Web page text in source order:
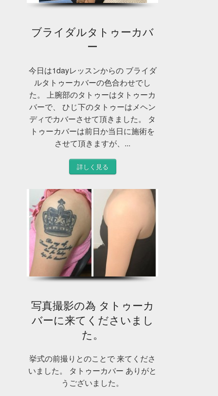
ブライダルタトゥーカバ
ー
今日は1dayレッスンからの ブライダ
ルタトゥーカバーの色合わせでし
た。 上腕部のタトゥーはタトゥーカ
バーで、 ひじ下のタトゥーはメヘン
ディでカバーさせて頂きました。 タ
トゥーカバーは前日か当日に施術を
させて頂きますが、...
詳しく見る
写真撮影の為 タトゥーカ
バーに来てくださいまし
た。
挙式の前撮りとのことで 来てくださ
いました。 タトゥーカバー ありがと
うございました。